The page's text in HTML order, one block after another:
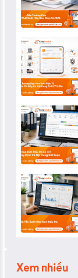
Xem nhiều